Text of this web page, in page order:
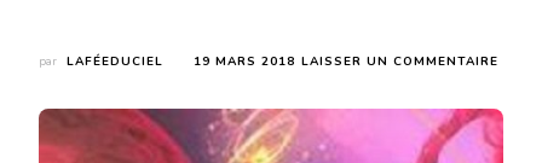
par LAFÉEDUCIEL 19 MARS 2018 LAISSER UN COMMENTAIRE
DU